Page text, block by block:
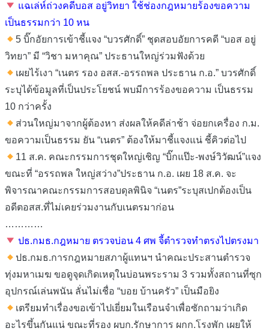
แฉเล่ห์ถ่วงคดีบอส อยู่วิทยา ใช้ช่องกฎหมายร้องขอความ
เป็นธรรมกว่า 10 หน
5 บิ๊กอัยการเข้าชี้แจง “บวรศักดิ์” ชุดสอบอัยการคดี “บอส อยู่
วิทยา” มี “วิชา มหาคุณ” ประธานใหญ่ร่วมฟังด้วย
เผยไร้เงา “เนตร รอง อสส.-อรรถพล ประธาน ก.อ.” บวรศักดิ์
ระบุได้ข้อมูลที่เป็นประโยชน์ พบมีการร้องขอความ เป็นธรรม
10 กว่าครั้ง
ส่วนใหญ่มาจากผู้ต้องหา ส่งผลให้คดีล่าช้า จ่อยกเครื่อง ก.ม.
ขอความเป็นธรรม ยัน “เนตร” ต้องให้มาชี้แจงแน่ ชี้คิวต่อไป
11 ส.ค. คณะกรรมการชุดใหญ่เชิญ “บิ๊กแป๊ะ-พงษ์วิวัฒน์”แจง
ขณะที่ “อรรถพล ใหญ่สว่าง”ประธาน ก.อ. เผย 18 ส.ค. จะ
พิจารณาคณะกรรมการสอบดุลพินิจ “เนตร”ระบุสเปกต้องเป็น
อดีตอสส.ที่ไม่เคยร่วมงานกับเนตรมาก่อน
…………
ปธ.กมธ.กฎหมาย ตรวจบ่อน 4 ศพ จี้ตำรวจทำตรงไปตรงมา
ปธ.กมธ.การกฎหมายสภาผู้แทนฯ นำคณะประสานตำรวจ
ทุ่งมหาเมฆ ขอดูจุดเกิดเหตุในบ่อนพระราม 3 รวมทั้งสถานที่ซุก
อุปกรณ์เล่นพนัน ลั่นไม่เชื่อ “บอย บ้านครัว” เป็นมือยิง
เตรียมทำเรื่องขอเข้าไปเยี่ยมในเรือนจำเพื่อซักถามว่าเกิด
อะไรขึ้นกันแน่ ขณะที่รอง ผบก.รักษาการ ผกก.โรงพัก เผยให้